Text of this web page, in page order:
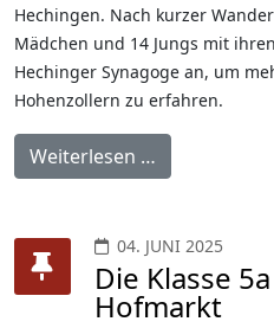
Hechingen. Nach kurzer
Mädchen und 14 Jungs mit
Hechinger Synagoge an, um
Hohenzollern zu erfahren.
Weiterlesen …
04. JUNI 2025
Die Klasse
Hofmarkt